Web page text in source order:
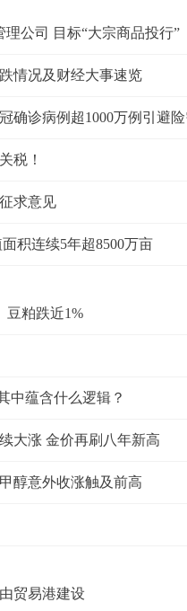
公司 目标“大宗商品投行”
情况及财经大事速览
确诊病例超1000万例引避
税！
求意见
积连续5年超8500万亩
豆粕跌近1%
中蕴含什么逻辑？
大涨 金价再刷八年新高
醇意外收涨触及前高
贸易港建设